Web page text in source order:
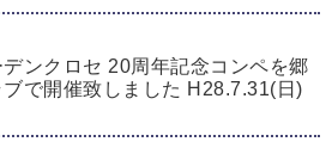
ンクロセ 20周年記念コンペを郷
で開催致しました H28.7.31(日)